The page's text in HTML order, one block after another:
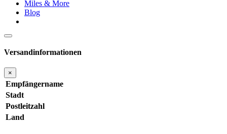
Miles & More
Blog
Versandinformationen
×
Empfängername
Stadt
Postleitzahl
Land